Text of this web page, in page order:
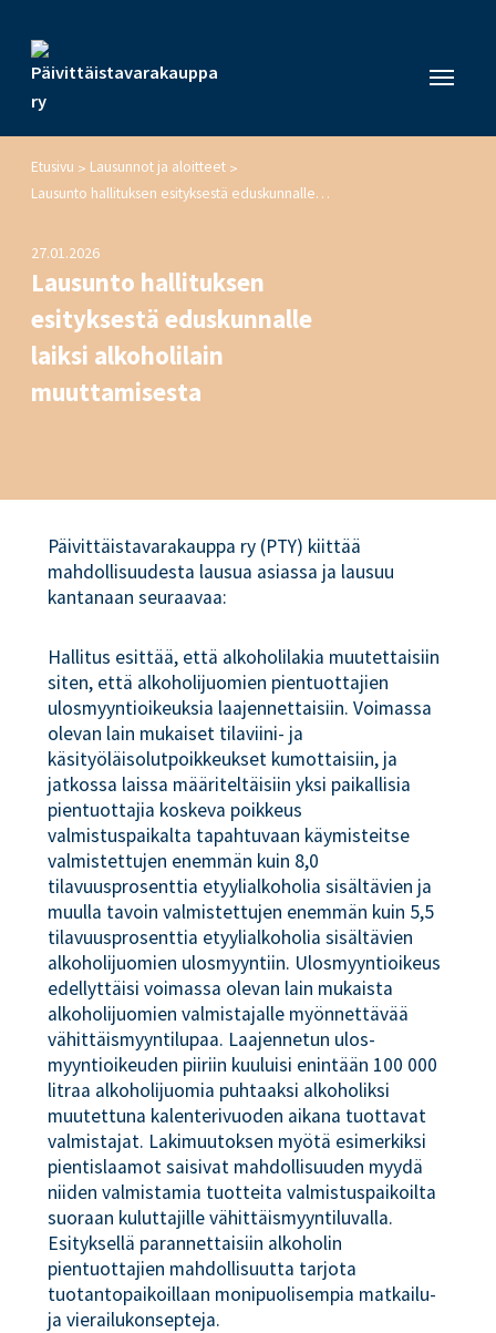
Etusivu > Lausunnot ja aloitteet >
Lausunto hallituksen esityksestä eduskunnalle laiksi alkoholilain muuttamisesta
27.01.2026
Lausunto hallituksen
esityksestä eduskunnalle
laiksi alkoholilain
muuttamisesta
Päivittäistavarakauppa ry (PTY) kiittää
mahdollisuudesta lausua asiassa ja lausuu
kantanaan seuraavaa:
Hallitus esittää, että alkoholilakia muutettaisiin
siten, että alkoholijuomien pientuottajien
ulosmyyntioikeuksia laajennettaisiin. Voimassa
olevan lain mukaiset tilaviini- ja
käsityöläisolutpoikkeukset kumottaisiin, ja
jatkossa laissa määriteltäisiin yksi paikallisia
pientuottajia koskeva poikkeus
valmistuspaikalta tapahtuvaan käymisteitse
valmistettujen enemmän kuin 8,0
tilavuusprosenttia etyylialkoholia sisältävien ja
muulla tavoin valmistettujen enemmän kuin 5,5
tilavuusprosenttia etyylialkoholia sisältävien
alkoholijuomien ulosmyyntiin. Ulosmyyntioikeus
edellyttäisi voimassa olevan lain mukaista
alkoholijuomien valmistajalle myönnettävää
vähittäismyyntilupaa. Laajennetun ulos-
myyntioikeuden piiriin kuuluisi enintään 100 000
litraa alkoholijuomia puhtaaksi alkoholiksi
muutettuna kalenterivuoden aikana tuottavat
valmistajat. Lakimuutoksen myötä esimerkiksi
pientislaamot saisivat mahdollisuuden myydä
niiden valmistamia tuotteita valmistuspaikoilta
suoraan kuluttajille vähittäismyyntiluvalla.
Esityksellä parannettaisiin alkoholin
pientuottajien mahdollisuutta tarjota
tuotantopaikoillaan monipuolisempia matkailu-
ja vierailukonsepteja.